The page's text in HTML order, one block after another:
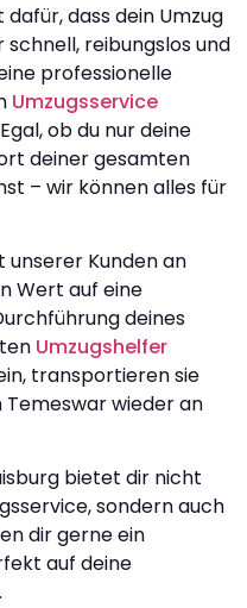
dass dein Umzug
reibungslos und
professionelle
Umzugsservice
ob du nur deine
deiner gesamten
– wir können alles für
unserer Kunden an
Wert auf eine
deines
Umzugshelfer
transportieren sie
wieder an
bietet dir nicht
sondern auch
dir gerne ein
auf deine